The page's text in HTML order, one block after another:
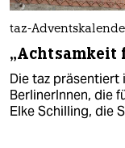
taz-
„Achtsamkeit
Die taz präsentiert
BerlinerInnen, die
Elke Schilling, die